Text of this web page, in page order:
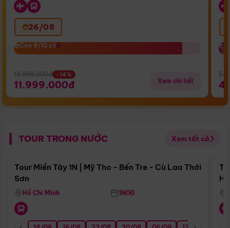
26/08
Còn 9/10 chỗ
Còn 9/10 chỗ
13.999.000đ -14%
11.999.000đ Xem chi tiết
TOUR TRONG NƯỚC Xem tất cả
Điểm nổi bật
Tour Miền Tây 1N | Mỹ Tho - Bến Tre - Cù Lao Thới
Sơn
Hồ Chí Minh 1N0Đ